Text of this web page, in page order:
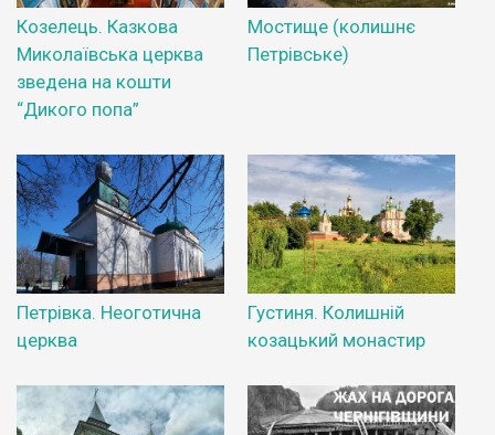
Козелець. Казкова
Миколаївська церква
зведена на кошти
“Дикого попа”
Мостище (колишнє
Петрівське)
Петрівка. Неоготична
церква
Густиня. Колишній
козацький монастир